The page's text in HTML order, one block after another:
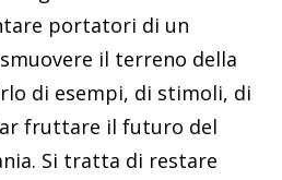
portatori di un
il terreno della
di esempi, di stimoli, di
fruttare il futuro del
Si tratta di restare